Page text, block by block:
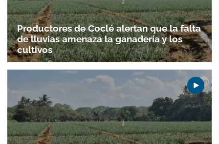
Productores de Coclé alertan que la falta
de lluvias amenaza la ganadería y los
cultivos